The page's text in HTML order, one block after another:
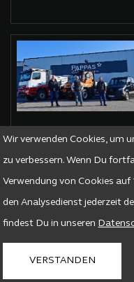
Wir verwenden Cookies, um
zu verbessern. Wenn Du
Verwendung von Cookies
den Analysedienst jederzeit
findest Du in unseren
VERSTANDEN